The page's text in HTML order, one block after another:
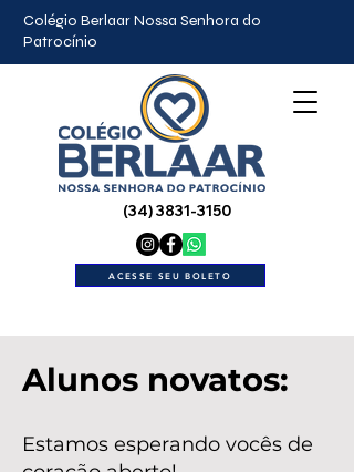
Colégio Berlaar Nossa Senhora do
Patrocínio
(34) 3831-3150
ACESSE SEU BOLETO
Alunos novatos:
Estamos esperando vocês de